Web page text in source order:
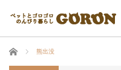
ホーム 熊出没